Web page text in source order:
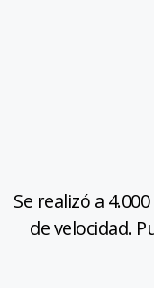
Se realizó a
de velocidad.